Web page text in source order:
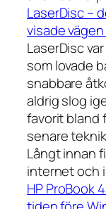
LaserDisc –
visade vägen
LaserDisc
som lovade
snabbare
aldrig slog
favorit bland
senare
Långt innan
internet och
HP ProBook